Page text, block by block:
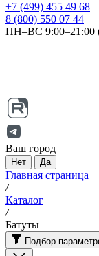
+7 (499) 455 49 68
8 (800) 550 07 44
ПН–ВС
Ваш город
Нет Да
Главная страница
/
Каталог
/
Батуты
Подбор